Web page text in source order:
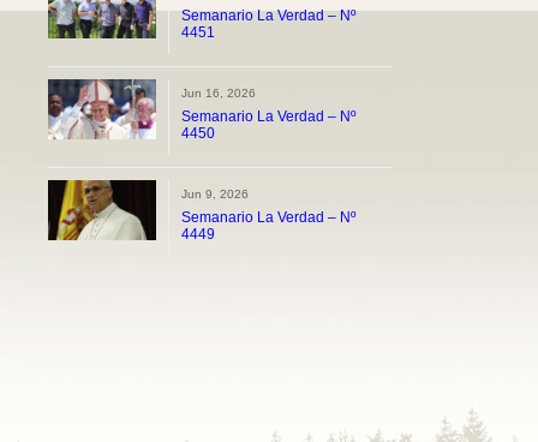
Semanario La Verdad – Nº
4451
Jun 16, 2026
Semanario La Verdad – Nº
4450
Jun 9, 2026
Semanario La Verdad – Nº
4449